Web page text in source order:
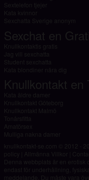
Sextelefon tjejer
Kata kvinnor
Sexchatta Sverige anonym
Sexchat en
Knullkontaktis gratis
Jag vill sexchatta
Student sexchatta
Kata blondiner nära dig
Knullkontakt en
Kata äldre damer
Knullkontakt Göteborg
Knullkontakt Malmö
Tonårsfitta
Amatörsex
Mulliga nakna damer
knullkontakt-se.com © 2012 -
policy
Allmänna Villkor
Denna webbplats är en erotisk
endast för underhållning,
meddelande. Du måste vara